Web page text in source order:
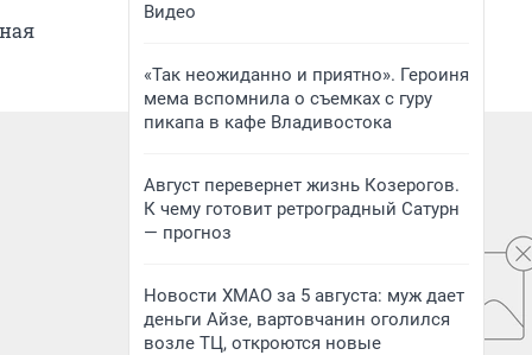
Видео
«Так неожиданно и приятно». Героиня
мема вспомнила о съемках с гуру
пикапа в кафе Владивостока
Август перевернет жизнь Козерогов.
К чему готовит ретроградный Сатурн
— прогноз
Новости ХМАО за 5 августа: муж дает
деньги Айзе, вартовчанин оголился
возле ТЦ, откроются новые